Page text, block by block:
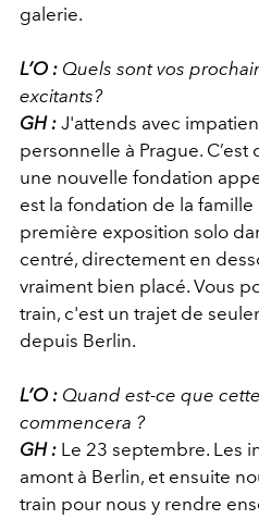
galerie.
L’O : Quels sont vos
excitants?
GH : J'attends avec
personnelle à Prague.
une nouvelle fondation
est la fondation de la famille
première exposition solo
centré, directement en
vraiment bien placé. Vous
train, c'est un trajet de
depuis Berlin.
L’O : Quand est-ce que
commencera ?
GH : Le 23 septembre. Les
amont à Berlin, et ensuite
train pour nous y rendre